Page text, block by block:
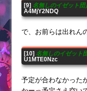
[9] 名無しのイゼット団
A4MjY2NDQ
で、お前らは出れん
[10] 名無しのイゼット
U1MTE0Nzc
予定が合わなかった